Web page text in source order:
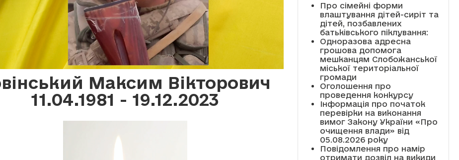
Максим Вікторович
11.04.1981 - 19.12.2023
Про сімейні форми
влаштування дітей-сиріт та
дітей, позбавлених
батьківського піклування:
Одноразова адресна
грошова допомога
мешканцям Слобожанської
міської територіальної
громади
Оголошення про
проведення конкурсу
Інформація про початок
перевірки на виконання
вимог Закону України «Про
очищення влади» від
05.08.2026 року
Повідомлення про намір
отримати дозвіл на викиди